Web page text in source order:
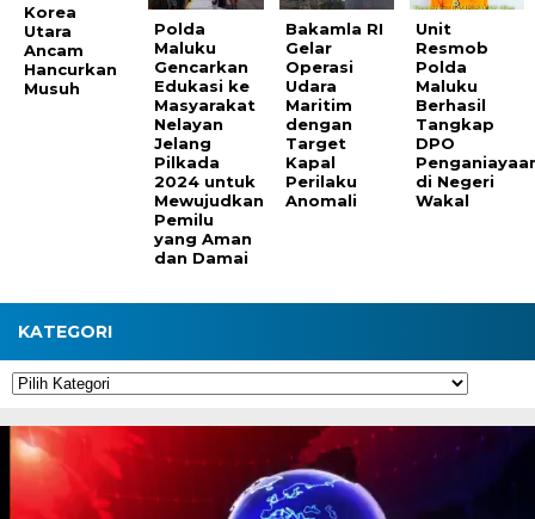
Korea
Utara
Ancam
Hancurkan
Musuh
Polda
Maluku
Gencarkan
Edukasi ke
Masyarakat
Nelayan
Jelang
Pilkada
2024 untuk
Mewujudkan
Pemilu
yang Aman
dan Damai
Bakamla RI
Gelar
Operasi
Udara
Maritim
dengan
Target
Kapal
Perilaku
Anomali
Unit
Resmob
Polda
Maluku
Berhasil
Tangkap
DPO
di Negeri
Wakal
KATEGORI
Kategori
Pemutar
Video